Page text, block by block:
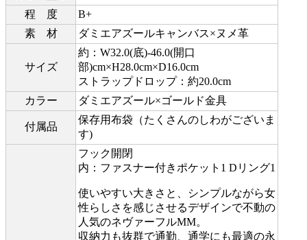
程 度
B+
素 材
ダミエアズールキャンバス×ヌメ革
サイズ
約：W32.0(底)-46.0(開口
部)cm×H28.0cm×D16.0cm
ストラップドロップ：約20.0cm
カラー
ダミエアズール×ゴールド金具
付属品
保存用布袋（たくさんのしわがございま
す)
フック開閉
内：ファスナー付きポケット1 Dリング1
使いやすい大きさと、シンプルながら女
性らしさを感じさせるデザインで不動の
人気のネヴァーフルMM。
収納力も抜群で通勤、通学にも最適の永